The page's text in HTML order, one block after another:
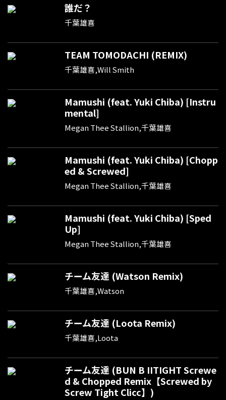
誰だ？
千葉雄喜
TEAM TOMODACHI (REMIX)
千葉雄喜,Will Smith
Mamushi (feat. Yuki Chiba) [Instru
mental]
Megan Thee Stallion,千葉雄喜
Mamushi (feat. Yuki Chiba) [Chopp
ed & Screwed]
Megan Thee Stallion,千葉雄喜
Mamushi (feat. Yuki Chiba) [Sped
Up]
Megan Thee Stallion,千葉雄喜
チーム友達 (Watson Remix)
千葉雄喜,Watson
チーム友達 (Loota Remix)
千葉雄喜,Loota
チーム友達 (BUN B IITIGHT Screwe
d & Chopped Remix【Screwed by
Screw Tight Clicc】)